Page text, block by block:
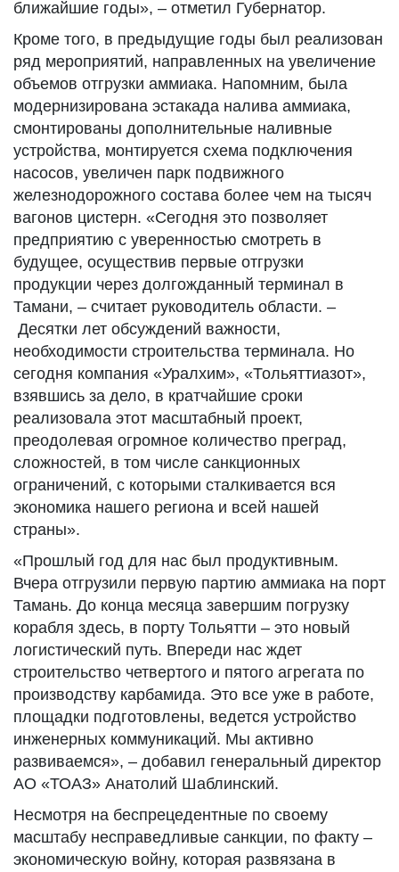
ближайшие годы», – отметил Губернатор.
Кроме того, в предыдущие годы был реализован
ряд мероприятий, направленных на увеличение
объемов отгрузки аммиака. Напомним, была
модернизирована эстакада налива аммиака,
смонтированы дополнительные наливные
устройства, монтируется схема подключения
насосов, увеличен парк подвижного
железнодорожного состава более чем на тысяч
вагонов цистерн. «Сегодня это позволяет
предприятию с уверенностью смотреть в
будущее, осуществив первые отгрузки
продукции через долгожданный терминал в
Тамани, – считает руководитель области. –
Десятки лет обсуждений важности,
необходимости строительства терминала. Но
сегодня компания «Уралхим», «Тольяттиазот»,
взявшись за дело, в кратчайшие сроки
реализовала этот масштабный проект,
преодолевая огромное количество преград,
сложностей, в том числе санкционных
ограничений, с которыми сталкивается вся
экономика нашего региона и всей нашей
страны».
«Прошлый год для нас был продуктивным.
Вчера отгрузили первую партию аммиака на порт
Тамань. До конца месяца завершим погрузку
корабля здесь, в порту Тольятти – это новый
логистический путь. Впереди нас ждет
строительство четвертого и пятого агрегата по
производству карбамида. Это все уже в работе,
площадки подготовлены, ведется устройство
инженерных коммуникаций. Мы активно
развиваемся», – добавил генеральный директор
АО «ТОАЗ» Анатолий Шаблинский.
Несмотря на беспрецедентные по своему
масштабу несправедливые санкции, по факту –
экономическую войну, которая развязана в